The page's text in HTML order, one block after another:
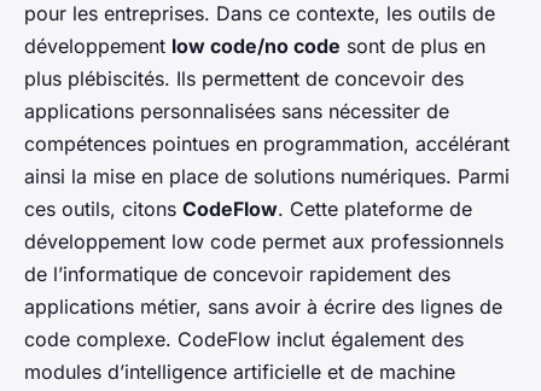
pour les entreprises. Dans ce contexte, les outils de
développement low code/no code sont de plus en
plus plébiscités. Ils permettent de concevoir des
applications personnalisées sans nécessiter de
compétences pointues en programmation, accélérant
ainsi la mise en place de solutions numériques. Parmi
ces outils, citons CodeFlow. Cette plateforme de
développement low code permet aux professionnels
de l’informatique de concevoir rapidement des
applications métier, sans avoir à écrire des lignes de
code complexe. CodeFlow inclut également des
modules d’intelligence artificielle et de machine